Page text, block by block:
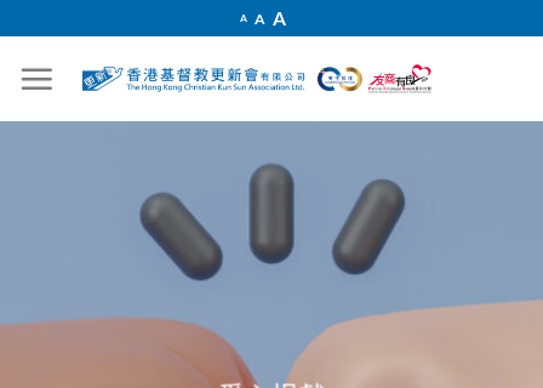
content
ADecrease
size.
AReset
size.
AIncrease
font
size.